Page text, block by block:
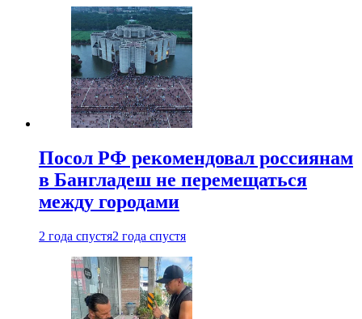
Посол РФ рекомендовал россиянам
в Бангладеш не перемещаться
между городами
2 года спустя2 года спустя